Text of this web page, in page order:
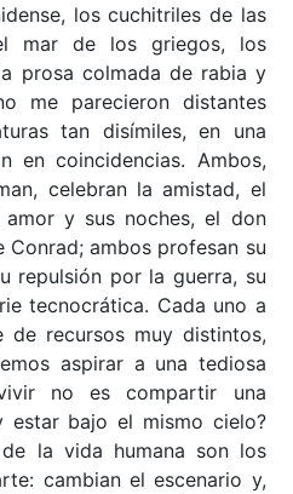
los cuchitriles de las
mar de los griegos, los
prosa colmada de rabia y
me parecieron distantes
tan disímiles, en una
en coincidencias. Ambos,
celebran la amistad, el
y sus noches, el don
Conrad; ambos profesan su
repulsión por la guerra, su
tecnocrática. Cada uno a
de recursos muy distintos,
aspirar a una tediosa
no es compartir una
estar bajo el mismo cielo?
la vida humana son los
cambian el escenario y,